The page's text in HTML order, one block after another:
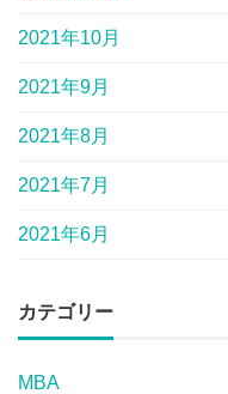
2021年10月
2021年9月
2021年8月
2021年7月
2021年6月
カテゴリー
MBA